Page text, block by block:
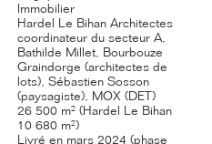
Immobilier
Hardel Le Bihan Architectes
coordinateur du secteur A,
Bathilde Millet, Bourbouze
Graindorge (architectes de
lots), Sébastien Sosson
(paysagiste), MOX (DET)
26 500 m² (Hardel Le Bihan
10 680 m²)
Livré en mars 2024 (phase